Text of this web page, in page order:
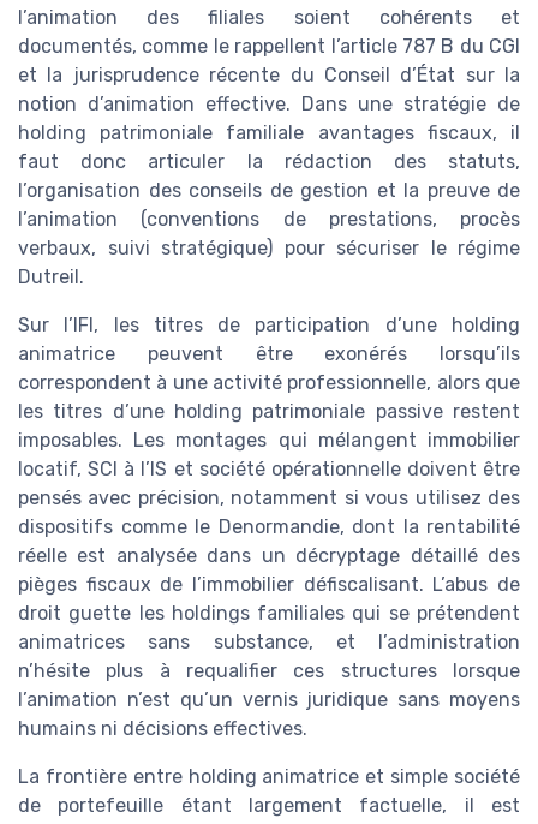
l’animation des filiales soient cohérents et
documentés, comme le rappellent l’article 787 B du CGI
et la jurisprudence récente du Conseil d’État sur la
notion d’animation effective. Dans une stratégie de
holding patrimoniale familiale avantages fiscaux, il
faut donc articuler la rédaction des statuts,
l’organisation des conseils de gestion et la preuve de
l’animation (conventions de prestations, procès
verbaux, suivi stratégique) pour sécuriser le régime
Dutreil.
Sur l’IFI, les titres de participation d’une holding
animatrice peuvent être exonérés lorsqu’ils
correspondent à une activité professionnelle, alors que
les titres d’une holding patrimoniale passive restent
imposables. Les montages qui mélangent immobilier
locatif, SCI à l’IS et société opérationnelle doivent être
pensés avec précision, notamment si vous utilisez des
dispositifs comme le Denormandie, dont la rentabilité
réelle est analysée dans un décryptage détaillé des
pièges fiscaux de l’immobilier défiscalisant. L’abus de
droit guette les holdings familiales qui se prétendent
animatrices sans substance, et l’administration
n’hésite plus à requalifier ces structures lorsque
l’animation n’est qu’un vernis juridique sans moyens
humains ni décisions effectives.
La frontière entre holding animatrice et simple société
de portefeuille étant largement factuelle, il est